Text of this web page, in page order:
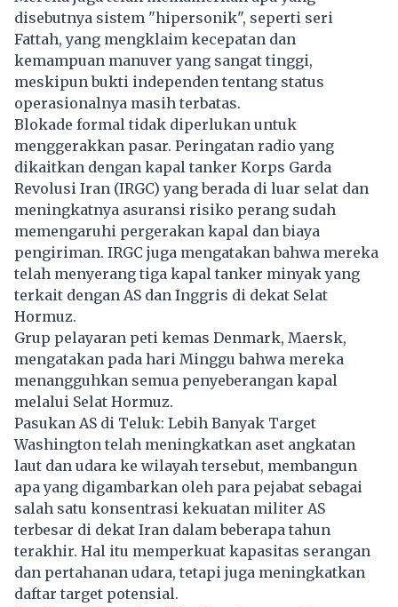
disebutnya sistem "hipersonik", seperti seri
Fattah, yang mengklaim kecepatan dan
kemampuan manuver yang sangat tinggi,
meskipun bukti independen tentang status
operasionalnya masih terbatas.
Blokade formal tidak diperlukan untuk
menggerakkan pasar. Peringatan radio yang
dikaitkan dengan kapal tanker Korps Garda
Revolusi Iran (IRGC) yang berada di luar selat dan
meningkatnya asuransi risiko perang sudah
memengaruhi pergerakan kapal dan biaya
pengiriman. IRGC juga mengatakan bahwa mereka
telah menyerang tiga kapal tanker minyak yang
terkait dengan AS dan Inggris di dekat Selat
Hormuz.
Grup pelayaran peti kemas Denmark, Maersk,
mengatakan pada hari Minggu bahwa mereka
menangguhkan semua penyeberangan kapal
melalui Selat Hormuz.
Pasukan AS di Teluk: Lebih Banyak Target
Washington telah meningkatkan aset angkatan
laut dan udara ke wilayah tersebut, membangun
apa yang digambarkan oleh para pejabat sebagai
salah satu konsentrasi kekuatan militer AS
terbesar di dekat Iran dalam beberapa tahun
terakhir. Hal itu memperkuat kapasitas serangan
dan pertahanan udara, tetapi juga meningkatkan
daftar target potensial.